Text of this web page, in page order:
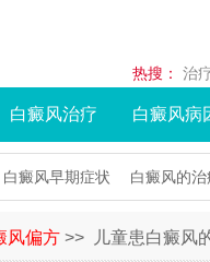
热搜： 治
白癜风治疗 白癜风病
白癜风早期症状 白癜风的
风偏方 >> 儿童患白癜风